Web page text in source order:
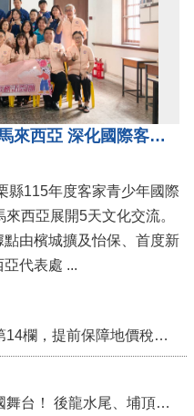
苗栗客家青少年訪問團前進馬來西亞 深化國際客家文化交流
縣115年度客家青少年國際
西亞展開5天文化交流。
由檳城擴及怡保、首度新
增校園交流外，更配合駐馬來西亞代表處 ...
移轉土地勾選土地現值申報書第14欄，提前保障地價稅節稅權益
苗栗農村綠色照顧成果登上全國舞台！ 後龍水尾、埔頂社區前進2026高齡健康產業博覽會